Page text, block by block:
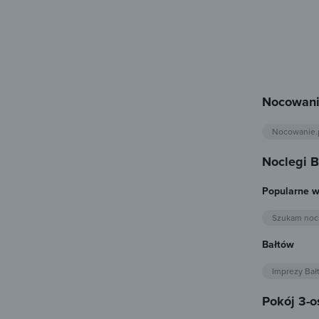
Noclegi
Popularne
Szukam
Bałtów
Imprezy
Pokój 3-